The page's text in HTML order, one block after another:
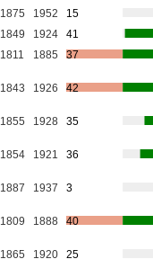
1875 1952
15
1849 1924
41
1811 1885 37
1843 1926 42
1855 1928 35
1854 1921 36
1887 1937 3
1809 1888 40
1865 1920 25